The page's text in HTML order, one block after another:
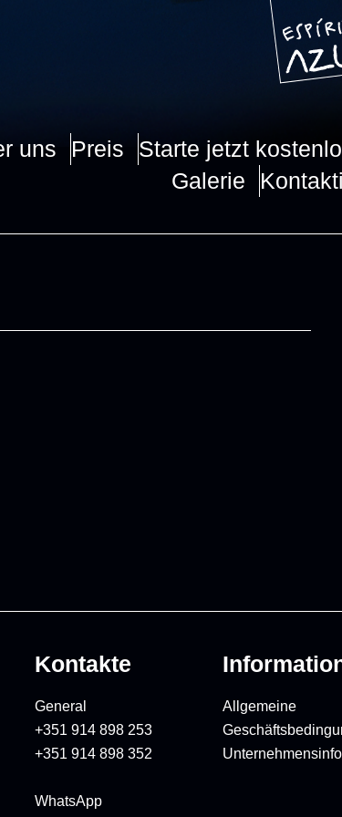
uns Preis Starte jetzt
Galerie
Kontakte
General
+351 914 898 253
+351 914 898 352
WhatsApp
Allgemeine